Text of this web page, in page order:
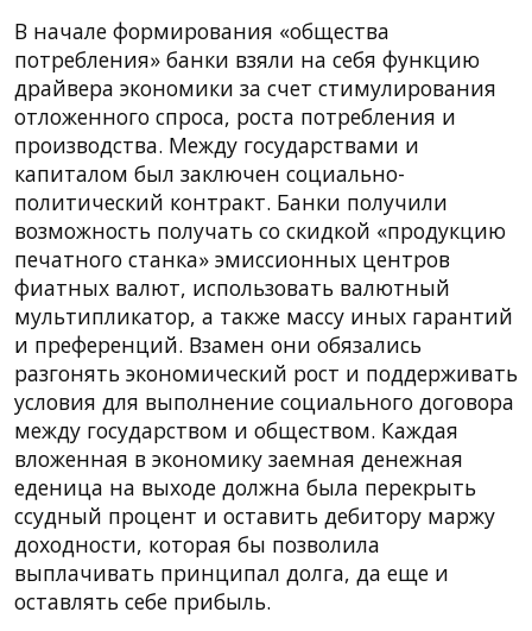
В начале формирования «общества
потребления» банки взяли на себя функцию
драйвера экономики за счет стимулирования
отложенного спроса, роста потребления и
производства. Между государствами и
капиталом был заключен социально-
политический контракт. Банки получили
возможность получать со скидкой «продукцию
печатного станка» эмиссионных центров
фиатных валют, использовать валютный
мультипликатор, а также массу иных гарантий
и преференций. Взамен они обязались
разгонять экономический рост и поддерживать
условия для выполнение социального договора
между государством и обществом. Каждая
вложенная в экономику заемная денежная
еденица на выходе должна была перекрыть
ссудный процент и оставить дебитору маржу
доходности, которая бы позволила
выплачивать принципал долга, да еще и
оставлять себе прибыль.